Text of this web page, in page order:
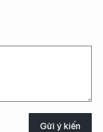
Gửi ý kiến